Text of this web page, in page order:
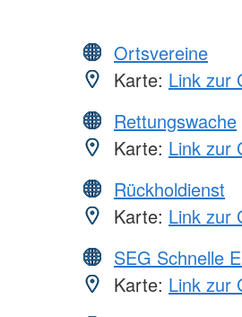
Ortsvereine
Karte: Link zur
Rettungswache
Karte: Link zur
Rückholdienst
Karte: Link zur
SEG Schnelle
Karte: Link zur